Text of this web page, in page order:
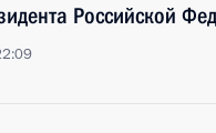
Российской